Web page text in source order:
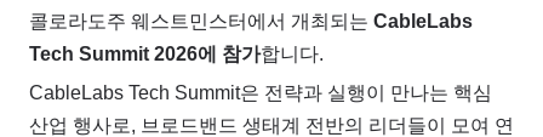
콜로라도주 웨스트민스터에서 개최되는 CableLabs
Tech Summit 2026에 참가합니다.
CableLabs Tech Summit은 전략과 실행이 만나는 핵심
산업 행사로, 브로드밴드 생태계 전반의 리더들이 모여 연